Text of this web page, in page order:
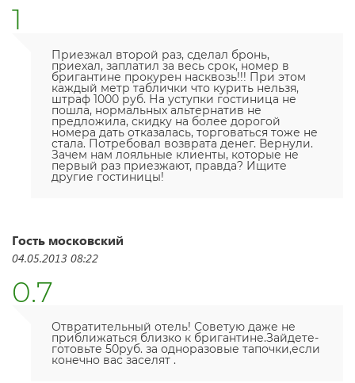
1
Приезжал второй раз, сделал бронь,
приехал, заплатил за весь срок, номер в
бригантине прокурен насквозь!!! При этом
каждый метр таблички что курить нельзя,
штраф 1000 руб. На уступки гостиница не
пошла, нормальных альтернатив не
предложила, скидку на более дорогой
номера дать отказалась, торговаться тоже не
стала. Потребовал возврата денег. Вернули.
Зачем нам лояльные клиенты, которые не
первый раз приезжают, правда? Ищите
другие гостиницы!
Гость московский
04.05.2013 08:22
0.7
Отвратительный отель! Советую даже не
приближаться близко к бригантине.Зайдете-
готовьте 50руб. за одноразовые тапочки,если
конечно вас заселят .